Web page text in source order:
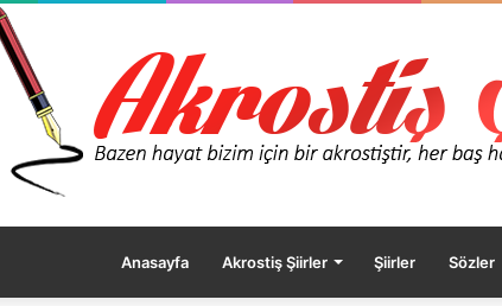
Anasayfa Akrostiş Şiirler Şiirler Sözler